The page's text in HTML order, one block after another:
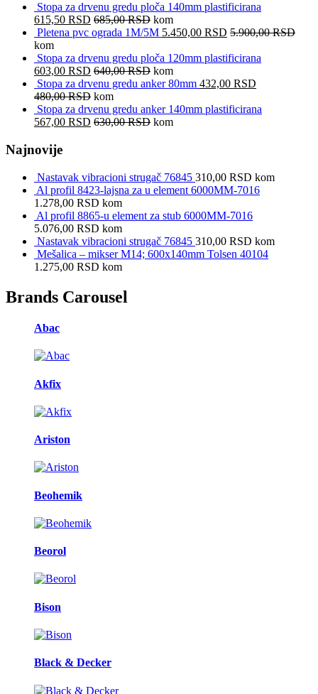
Stopa za drvenu gredu ploča 140mm plastificirana
615,50 RSD 685,00RSD kom
Pletena pvc ograda 1M/5M 5.450,00 RSD 5.900,00RSD
kom
Stopa za drvenu gredu ploča 120mm plastificirana
603,00 RSD 640,00RSD kom
Stopa za drvenu gredu anker 80mm 432,00 RSD
480,00RSD kom
Stopa za drvenu gredu anker 140mm plastificirana
567,00 RSD 630,00RSD kom
Najnovije
Nastavak vibracioni strugač 76845 310,00 RSD kom
Al profil 8423-lajsna za u element 6000MM-7016
1.278,00 RSD kom
Al profil 8865-u element za stub 6000MM-7016
5.076,00 RSD kom
Nastavak vibracioni strugač 76845 310,00 RSD kom
Mešalica – mikser M14; 600x140mm Tolsen 40104
1.275,00 RSD kom
Brands Carousel
Abac
Akfix
Ariston
Beohemik
Beorol
Bison
Black & Decker